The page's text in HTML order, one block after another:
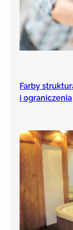
Farby
i ograniczenia